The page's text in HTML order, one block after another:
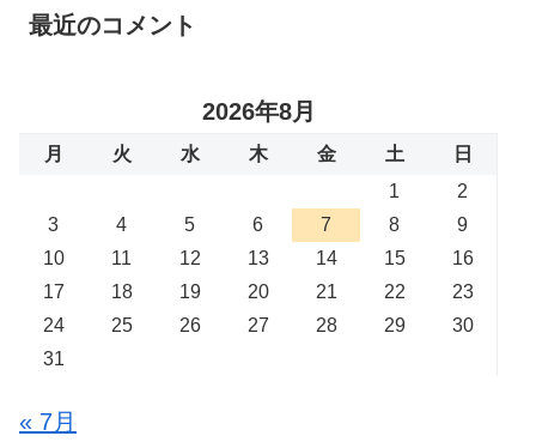
最近のコメント
2026年8月
月 火 水 木 金 土
日
1
2
3
4 5 6 7 8
9
10
11 12 13 14 15
16
17
18 19 20 21 22
23
24
25 26 27 28 29
30
31
« 7月